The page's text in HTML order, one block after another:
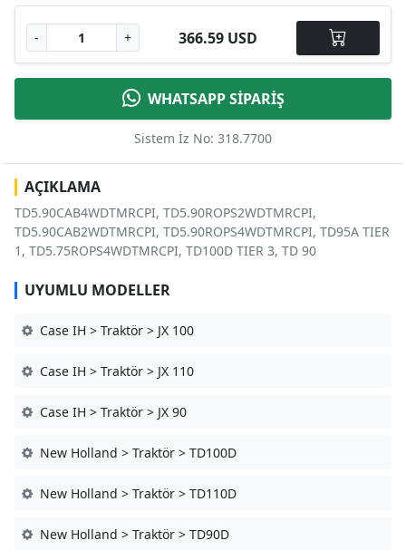
- + 366.59 USD
WHATSAPP SİPARİŞ
Sistem İz No: 318.7700
AÇIKLAMA
TD5.90CAB4WDTMRCPI, TD5.90ROPS2WDTMRCPI,
TD5.90CAB2WDTMRCPI, TD5.90ROPS4WDTMRCPI, TD95A TIER
1, TD5.75ROPS4WDTMRCPI, TD100D TIER 3, TD 90
UYUMLU MODELLER
Case IH > Traktör > JX 100
Case IH > Traktör > JX 110
Case IH > Traktör > JX 90
New Holland > Traktör > TD100D
New Holland > Traktör > TD110D
New Holland > Traktör > TD90D